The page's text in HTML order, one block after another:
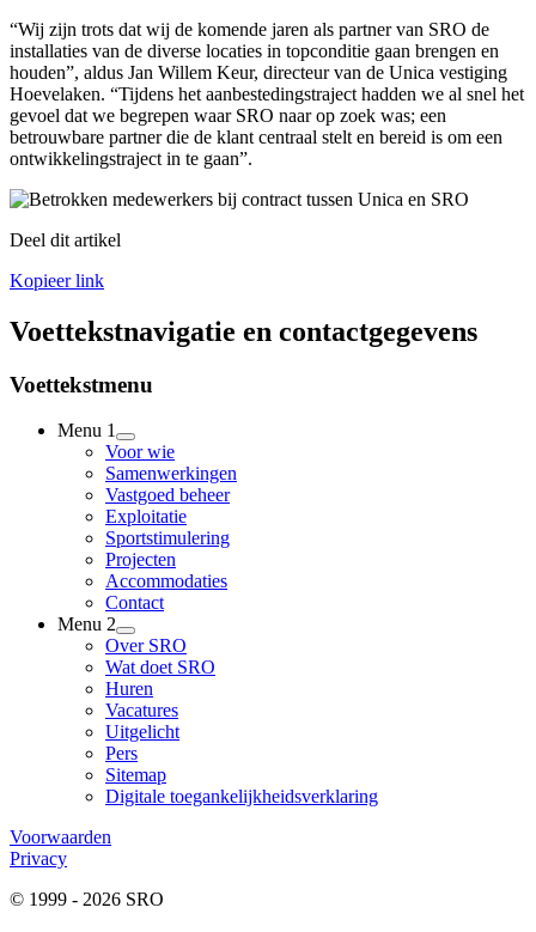
“Wij zijn trots dat wij de komende jaren als partner van SRO de
installaties van de diverse locaties in topconditie gaan brengen en
houden”, aldus Jan Willem Keur, directeur van de Unica vestiging
Hoevelaken. “Tijdens het aanbestedingstraject hadden we al snel het
gevoel dat we begrepen waar SRO naar op zoek was; een
betrouwbare partner die de klant centraal stelt en bereid is om een
ontwikkelingstraject in te gaan”.
Deel dit artikel
Kopieer link
Voettekstnavigatie en contactgegevens
Voettekstmenu
Menu 1
Voor wie
Samenwerkingen
Vastgoed beheer
Exploitatie
Sportstimulering
Projecten
Accommodaties
Contact
Menu 2
Over SRO
Wat doet SRO
Huren
Vacatures
Uitgelicht
Pers
Sitemap
Digitale toegankelijkheidsverklaring
Voorwaarden
Privacy
© 1999 - 2026 SRO